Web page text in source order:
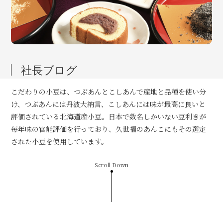
社長ブログ
こだわりの小豆は、つぶあんとこしあんで産地と品種を使い分
け、つぶあんには丹波大納言、こしあんには味が最高に良いと
評価されている北海道産小豆。日本で数名しかいない豆利きが
毎年味の官能評価を行っており、久世福のあんこにもその選定
された小豆を使用しています。
Scroll Down